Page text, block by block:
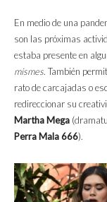
En medio de una
son las próximas
estaba presente en
mismes. También
rato de carcajadas o
redireccionar su
Martha Mega
Perra Mala 666).